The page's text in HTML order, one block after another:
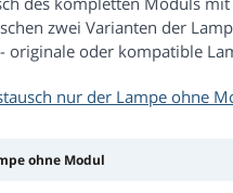
zwei Varianten der
originale oder kompatible
nur der Lampe ohne
ohne Modul